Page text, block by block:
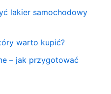
lakier samochodowy
warto kupić?
– jak przygotować